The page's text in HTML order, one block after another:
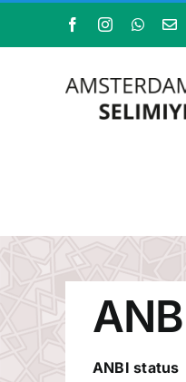
FacebookInstagram E-
ANBI status